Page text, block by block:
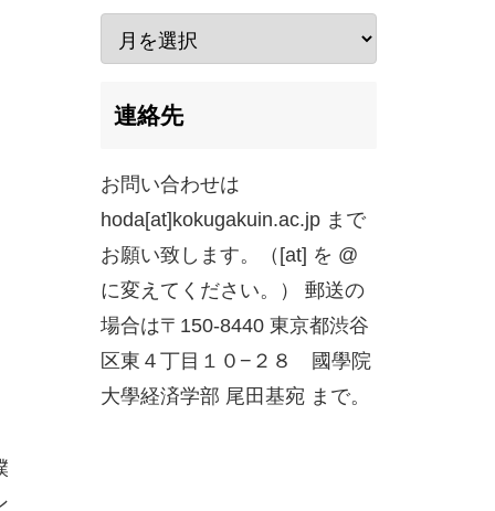
連絡先
お問い合わせは
hoda[at]kokugakuin.ac.jp まで
お願い致します。（[at] を @
に変えてください。） 郵送の
場合は〒150-8440 東京都渋谷
区東４丁目１０−２８ 國學院
大學経済学部 尾田基宛 まで。